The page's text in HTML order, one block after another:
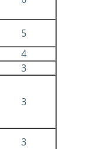
5
4
3
3
3